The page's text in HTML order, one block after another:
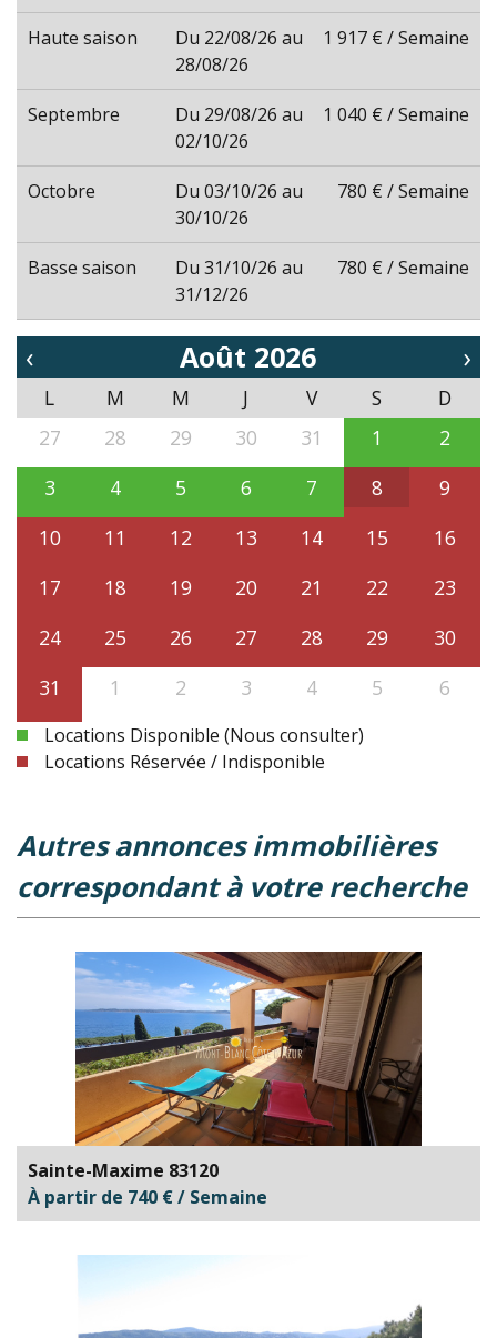
Haute saison
Du 22/08/26 au
28/08/26
1 917 € / Semaine
Septembre
Du 29/08/26 au
02/10/26
1 040 € / Semaine
Octobre
Du 03/10/26 au
30/10/26
780 € / Semaine
Basse saison
Du 31/10/26 au
31/12/26
780 € / Semaine
‹ Août 2026 ›
L M M J V S
D
27
28 29 30 31 1
2
3
4 5 6 7 8
9
10
11 12 13 14 15
16
17
18 19 20 21 22
23
24
25 26 27 28 29
30
31
1 2 3 4 5 6
Locations Disponible (Nous consulter)
Locations Réservée / Indisponible
autres annonces immobilières
correspondant à votre recherche
Sainte-Maxime 83120
À partir de 740 € / Semaine